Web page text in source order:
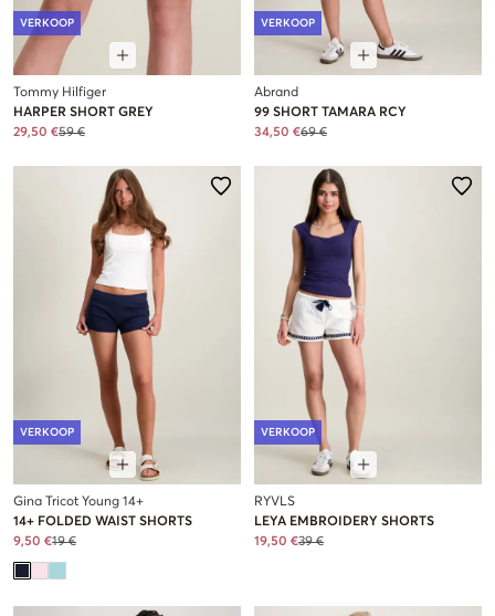
VERKOOP
Tommy Hilfiger
HARPER SHORT GREY
29,50 €59 €
VERKOOP
Abrand
99 SHORT TAMARA RCY
34,50 €69 €
VERKOOP
Gina Tricot Young 14+
14+ FOLDED WAIST SHORTS
9,50 €19 €
VERKOOP
RYVLS
LEYA EMBROIDERY SHORTS
19,50 €39 €